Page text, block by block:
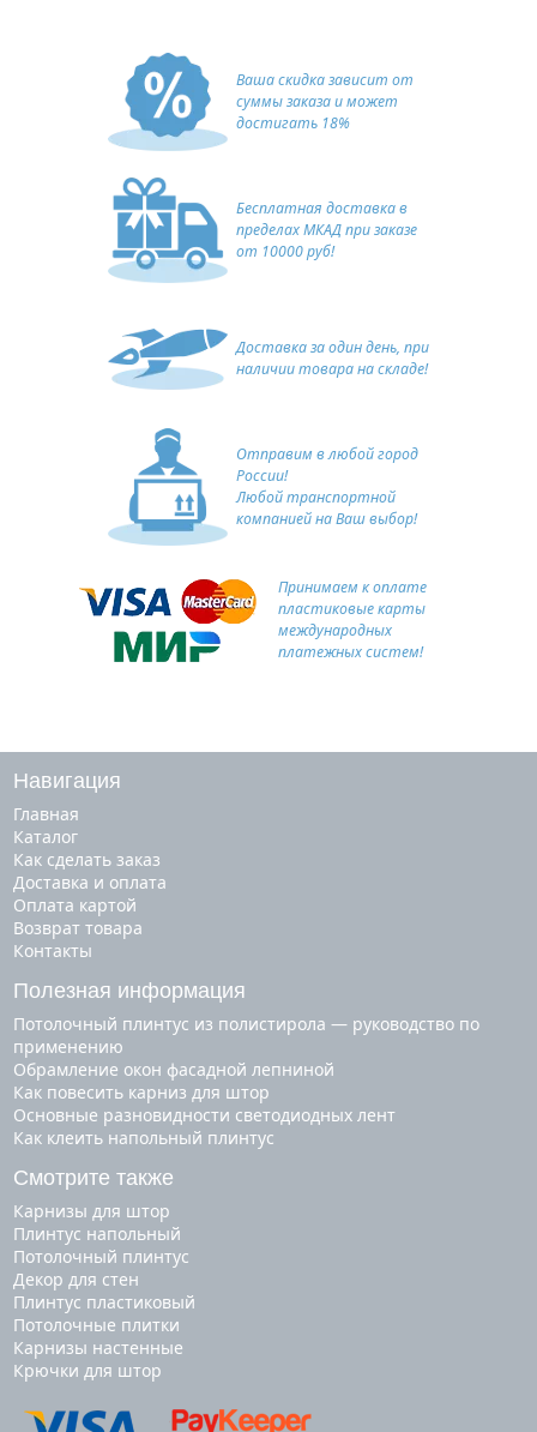
Ваша скидка зависит от
суммы заказа и может
достигать 18%
Бесплатная доставка в
пределах МКАД при заказе
от 10000 руб!
Доставка за один день, при
наличии товара на складе!
Отправим в любой город
России!
Любой транспортной
компанией на Ваш выбор!
Принимаем к оплате
пластиковые карты
международных
платежных систем!
Навигация
Главная
Каталог
Как сделать заказ
Доставка и оплата
Оплата картой
Возврат товара
Контакты
Полезная информация
Потолочный плинтус из полистирола — руководство по
применению
Обрамление окон фасадной лепниной
Как повесить карниз для штор
Основные разновидности светодиодных лент
Как клеить напольный плинтус
Смотрите также
карнизы для штор
плинтус напольный
потолочный плинтус
декор для стен
плинтус пластиковый
потолочные плитки
карнизы настенные
крючки для штор